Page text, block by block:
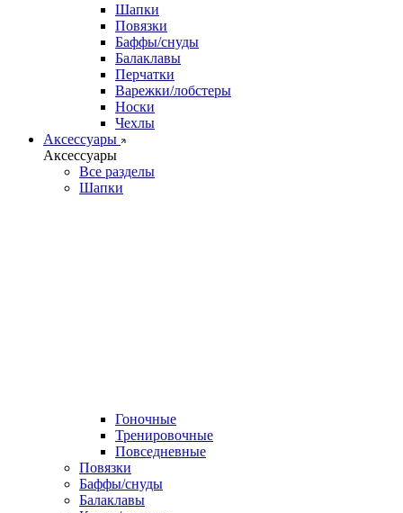
Шапки
Повязки
Баффы/снуды
Балаклавы
Перчатки
Варежки/лобстеры
Носки
Чехлы
Аксессуары
Аксессуары
Все разделы
Шапки
Гоночные
Тренировочные
Повседневные
Повязки
Баффы/снуды
Балаклавы